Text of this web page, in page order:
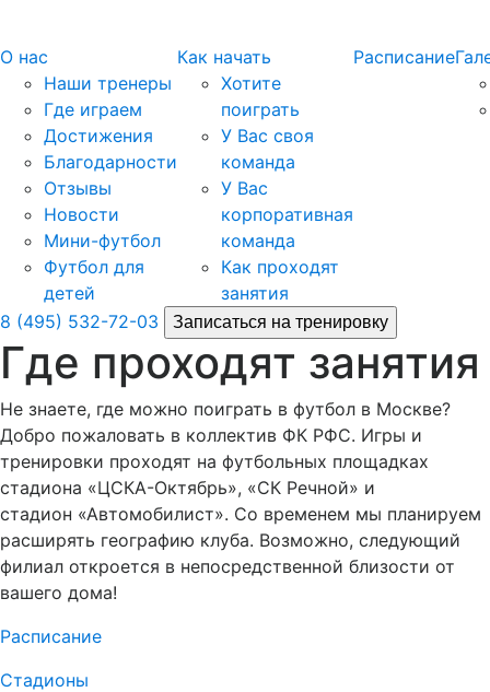
О нас
Наши тренеры
Где играем
Достижения
Благодарности
Отзывы
Новости
Мини-футбол
Футбол для
детей
Как начать
Хотите
поиграть
У Вас своя
команда
У Вас
корпоративная
команда
Как проходят
занятия
Расписание
8 (495) 532-72-03 Записаться на тренировку
Где проходят занятия
Не знаете, где можно поиграть в футбол в Москве?
Добро пожаловать в коллектив ФК РФС. Игры и
тренировки проходят на футбольных площадках
стадиона «ЦСКА-Октябрь», «СК Речной» и
стадион «Автомобилист». Со временем мы планируем
расширять географию клуба. Возможно, следующий
филиал откроется в непосредственной близости от
вашего дома!
Расписание
Стадионы